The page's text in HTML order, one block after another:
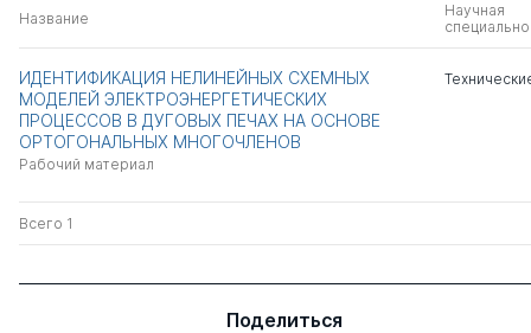
Название
Научная
ИДЕНТИФИКАЦИЯ НЕЛИНЕЙНЫХ СХЕМНЫХ
МОДЕЛЕЙ ЭЛЕКТРОЭНЕРГЕТИЧЕСКИХ
ПРОЦЕССОВ В ДУГОВЫХ ПЕЧАХ НА ОСНОВЕ
ОРТОГОНАЛЬНЫХ МНОГОЧЛЕНОВ
Рабочий материал
Всего 1
Поделиться